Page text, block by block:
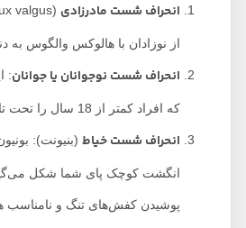
انحراف شست مادرزادی
از نوزادان با هالوکس والگوس به دنیا
انحراف شست نوجوانان یا جوانان: اینها
که افراد کمتر از 18 سال را تحت تاثیر قرار می دهند.
انحراف شست خیاط (بنیونت): بونیون‌های
انگشت کوچک پای شما شکل می‌گیرند.
پوشیدن کفش‌های تنگ و نامناسب هستند